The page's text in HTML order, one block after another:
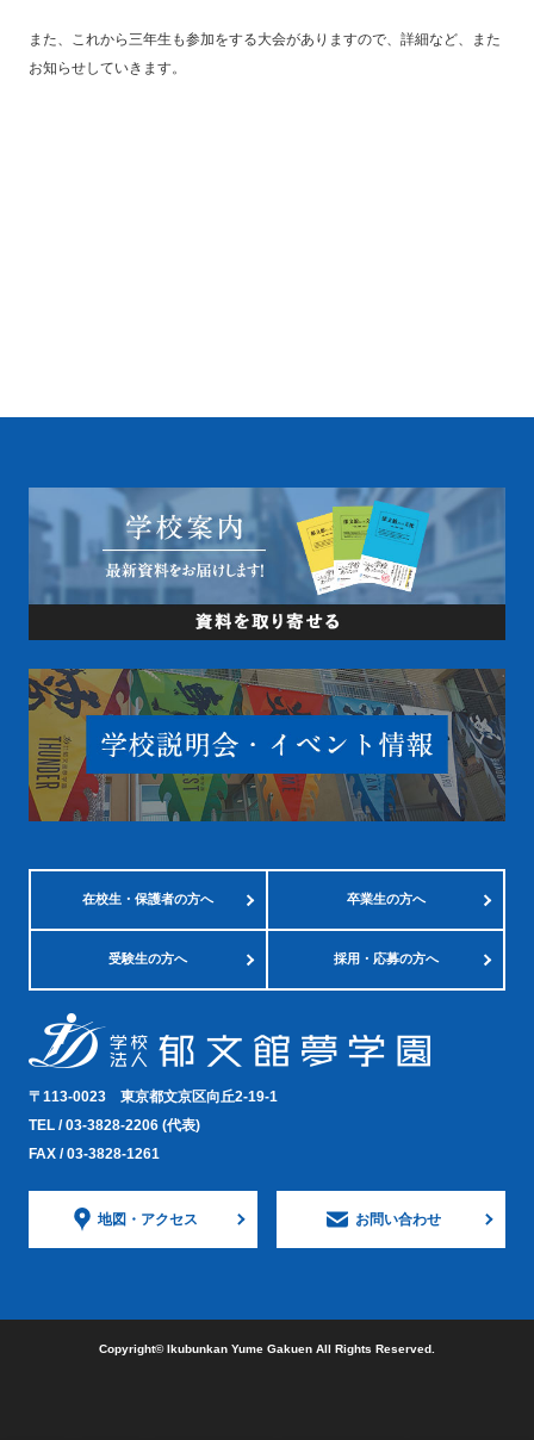
また、これから三年生も参加をする大会がありますので、詳細など、また
お知らせしていきます。
在校生・保護者の方へ 卒業生の方へ
受験生の方へ 採用・応募の方へ
〒113-0023 東京都文京区向丘2-19-1
TEL /03-3828-2206 (代表)
FAX / 03-3828-1261
地図・ アクセス お問い合わせ
Copyright©︎ Ikubunkan Yume Gakuen All Rights Reserved.